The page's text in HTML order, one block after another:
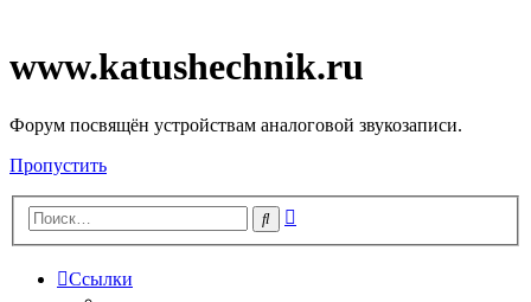
www.katushechnik.ru
Форум посвящён устройствам аналоговой звукозаписи.
Пропустить
Поиск
Ссылки